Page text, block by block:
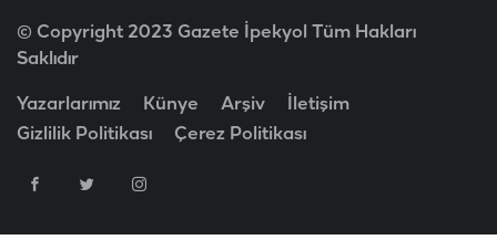
© Copyright 2023 Gazete İpekyol Tüm Hakları
Saklıdır
Yazarlarımız Künye Arşiv
İletişim
Gizlilik Politikası
Çerez Politikası